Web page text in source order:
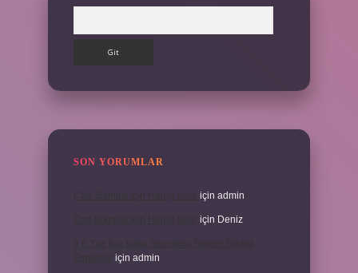
SON YORUMLAR
için admin
için Deniz
için admin